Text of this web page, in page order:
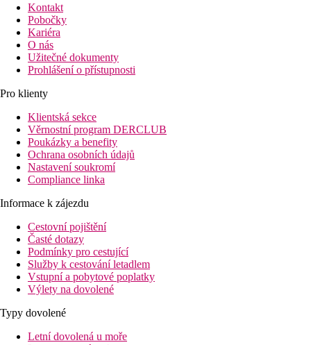
Kontakt
Pobočky
Kariéra
O nás
Užitečné dokumenty
Prohlášení o přístupnosti
Pro klienty
Klientská sekce
Věrnostní program DERCLUB
Poukázky a benefity
Ochrana osobních údajů
Nastavení soukromí
Compliance linka
Informace k zájezdu
Cestovní pojištění
Časté dotazy
Podmínky pro cestující
Služby k cestování letadlem
Vstupní a pobytové poplatky
Výlety na dovolené
Typy dovolené
Letní dovolená u moře